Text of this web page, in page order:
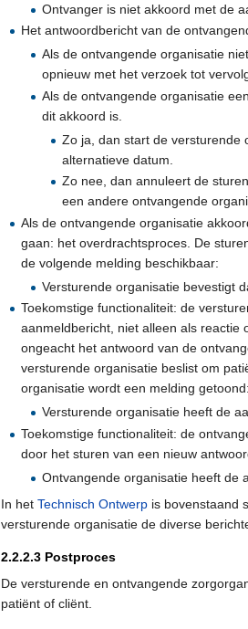
Ontvanger is niet akkoord met de
Het antwoordbericht van de
Als de ontvangende organisatie
opnieuw met het verzoek tot
Als de ontvangende organisatie
dit akkoord is.
Zo ja, dan start de versturende
alternatieve datum.
Zo nee, dan annuleert de
een andere ontvangende
Als de ontvangende organisatie
gaan: het overdrachtsproces. De
de volgende melding beschikbaar:
Versturende organisatie bevestigt
Toekomstige functionaliteit: de
aanmeldbericht, niet alleen als
ongeacht het antwoord van de
versturende organisatie beslist om
organisatie wordt een melding
Versturende organisatie heeft de
Toekomstige functionaliteit: de
door het sturen van een nieuw
Ontvangende organisatie heeft de
In het Technisch Ontwerp is bovenstaand
versturende organisatie de diverse
2.2.2.3 Postproces
De versturende en ontvangende
patiënt of cliënt.